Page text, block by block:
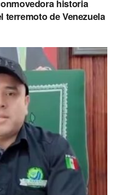
historia
terremoto de Venezuela